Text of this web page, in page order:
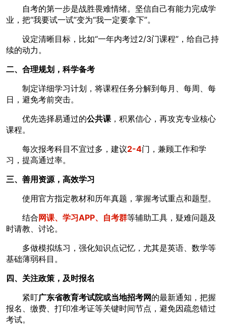
自考的第一步是战胜畏难情绪。坚信自己有能力完成学
业，把“我要试一试”变为“我一定要拿下”。
设定清晰目标，比如“一年内考过2/3门课程”，给自己持
续的动力。
二、合理规划，科学备考
制定详细学习计划，将课程任务分解到每月、每周、每
日，避免考前突击。
优先选择易通过的公共课 ，积累信心，再攻克专业核心
课程。
每次报考科目不宜过多，建议2-4门，兼顾工作和学
习，提高通过率。
三、善用资源，高效学习
使用官方指定教材和历年真题，掌握考试重点和题型。
结合网课、学习APP、自考群等辅助工具，疑难问题及
时请教、讨论。
多做模拟练习，强化知识点记忆，尤其是英语、数学等
基础薄弱科目。
四、关注政策，及时报名
紧盯广东省教育考试院或当地招考网的最新通知，把握
报名、缴费、打印准考证等关键时间节点，避免因疏忽错过
考试。